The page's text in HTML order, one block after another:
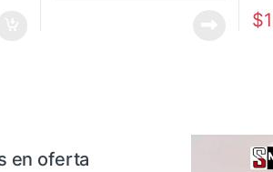
$
en oferta